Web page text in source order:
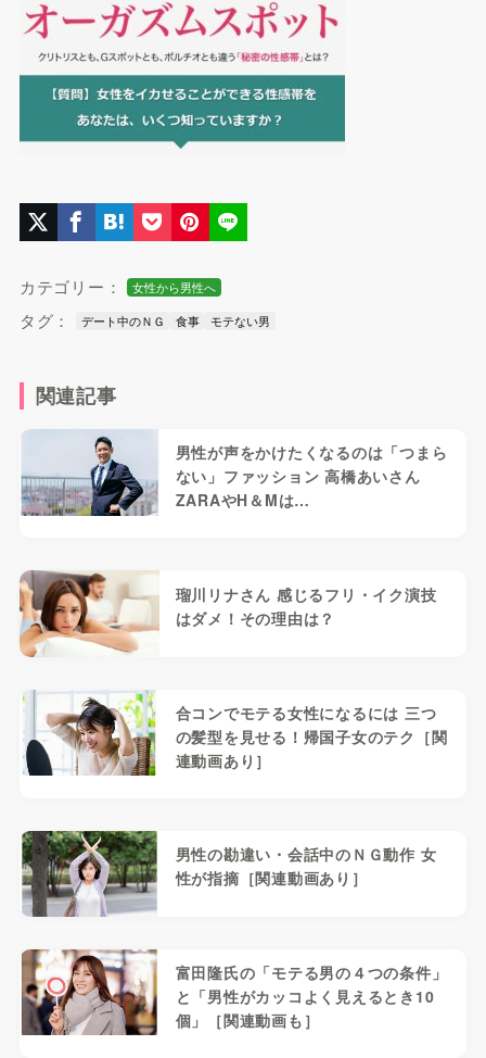
カテゴリー： 女性から男性へ
タグ： デート中のＮＧ 食事 モテない男
関連記事
男性が声をかけたくなるのは「つまら
ない」ファッション 高橋あいさん
ZARAやH＆Mは…
瑠川リナさん 感じるフリ・イク演技
はダメ！その理由は？
合コンでモテる女性になるには 三つ
の髪型を見せる！帰国子女のテク［関
連動画あり］
男性の勘違い・会話中のＮＧ動作 女
性が指摘［関連動画あり］
富田隆氏の「モテる男の４つの条件」
と「男性がカッコよく見えるとき10
個」［関連動画も］